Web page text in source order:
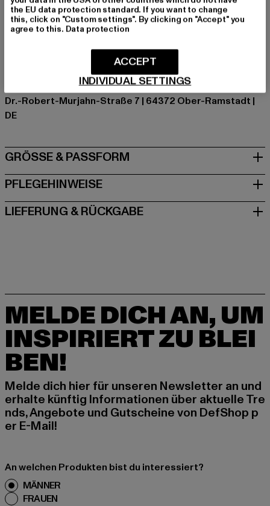
Hersteller Farbe: caviar
Materialzusammensetzung: 80% Baumwolle, 20%
Hersteller: TB International GmbH |info@tbint.de
Dr.-Robert-Murjahn-Straße 7 | 64372 Ober-Ramstadt |
DE
GRÖSSE & PASSFORM
PFLEGEHINWEISE
LIEFERUNG & RÜCKGABE
MELDE DICH AN, UM
INSPIRIERT ZU BLEI
BEN!
Melde dich hier für unseren Newsletter an und
erhalte künftig Informationen über aktuelle Tre
nds, Angebote und Gutscheine von DefShop p
er E-Mail!
An welchen Produkten bist du interessiert?
MÄNNER
FRAUEN
the EU data protection standard. If you want to change
this, click on "Custom settings". By clicking on "Accept" you
agree to this. Data protection
INDIVIDUAL SETTINGS
ACCEPT